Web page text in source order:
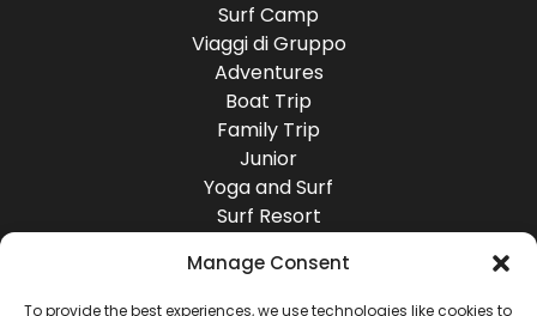
Manage Consent
To provide the best experiences, we use technologies like cookies to
Surf Camp
Viaggi di Gruppo
Adventures
Boat Trip
Family Trip
Junior
Yoga and Surf
Surf Resort
Destinazioni